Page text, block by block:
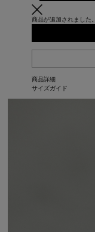
商品が追加されました。
商品詳細
サイズガイド